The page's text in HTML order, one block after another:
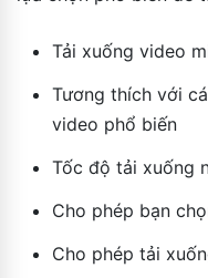
Tải xuống video
Tương thích với
video phổ biến
Tốc độ tải xuống
Cho phép bạn
Cho phép tải